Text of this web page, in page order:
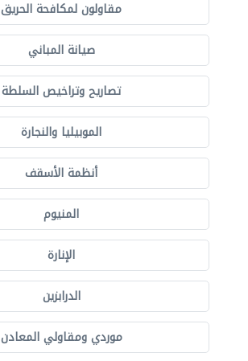
مقاولون لمكافحة الحريق
صيانة المباني
تصاريح وتراخيص السلطة
الموبيليا والنجارة
أنظمة الأسقف
المنيوم
الإنارة
الدرابزين
موردي ومقاولي المعادن